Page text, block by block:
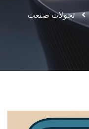
تحولات صنعت